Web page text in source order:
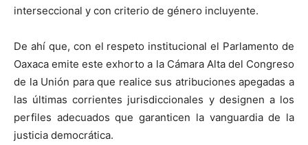
interseccional y con criterio de género incluyente.
De ahí que, con el respeto institucional el Parlamento de
Oaxaca emite este exhorto a la Cámara Alta del Congreso
de la Unión para que realice sus atribuciones apegadas a
las últimas corrientes jurisdiccionales y designen a los
perfiles adecuados que garanticen la vanguardia de la
justicia democrática.